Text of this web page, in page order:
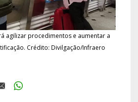
agilizar procedimentos e aumentar a
Crédito: Divilgação/Infraero